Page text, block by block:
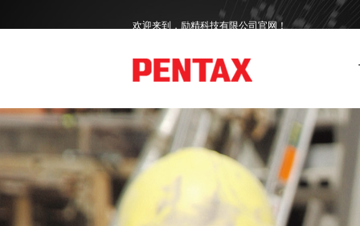
欢迎来到，励精科技